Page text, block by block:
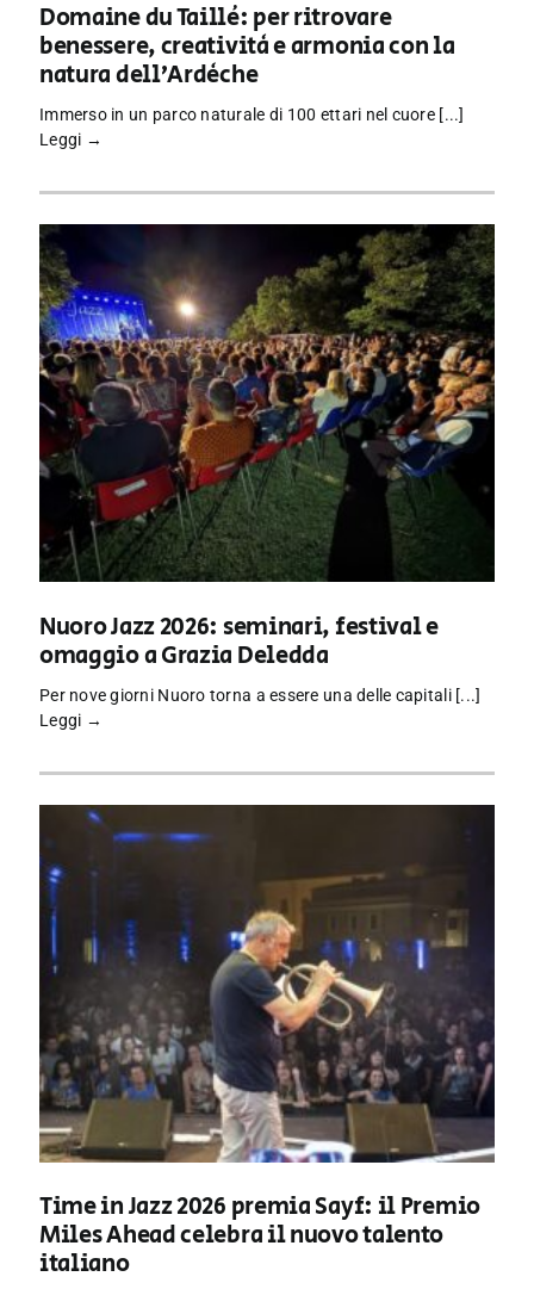
Domaine du Taillé: per ritrovare
benessere, creatività e armonia con la
natura dell’Ardèche
Immerso in un parco naturale di 100 ettari nel cuore [...]
Leggi →
Nuoro Jazz 2026: seminari, festival e
omaggio a Grazia Deledda
Per nove giorni Nuoro torna a essere una delle capitali [...]
Leggi →
Time in Jazz 2026 premia Sayf: il Premio
Miles Ahead celebra il nuovo talento
italiano